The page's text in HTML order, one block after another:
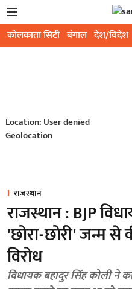
कोलकाता सिटी बंगाल देश/विदेश
Location: User denied
Geolocation
राजस्थान
राजस्थान : BJP
'छोरा-छोरी' जन्म से
विरोध
विधायक बहादुर सिंह कोली ने